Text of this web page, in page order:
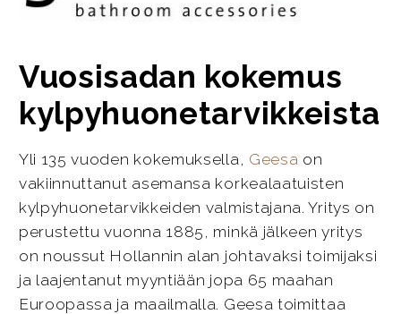
Vuosisadan kokemus
kylpyhuonetarvikkeista
Yli 135 vuoden kokemuksella, Geesa on
vakiinnuttanut asemansa korkealaatuisten
kylpyhuonetarvikkeiden valmistajana. Yritys on
perustettu vuonna 1885, minkä jälkeen yritys
on noussut Hollannin alan johtavaksi toimijaksi
ja laajentanut myyntiään jopa 65 maahan
Euroopassa ja maailmalla. Geesa toimittaa